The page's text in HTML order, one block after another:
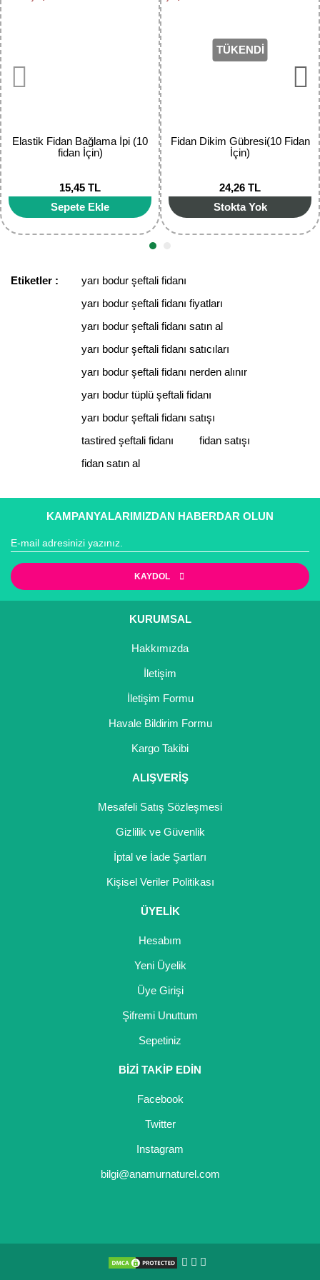
Ürün resmi kalitesiz, bozuk veya görüntülenemiyor.
Ürün açıklamasında eksik bilgiler bulunuyor.
Ürün bilgilerinde hatalar bulunuyor.
Ürün fiyatı diğer sitelerden daha pahalı.
Bu ürüne benzer farklı alternatifler olmalı.
Gönder
Elastik Fidan Bağlama İpi (10
fidan İçin)
15,45 TL
Sepete Ekle
TÜKENDİ
Fidan Dikim Gübresi(10 Fidan
İçin)
24,26 TL
Stokta Yok
Etiketler :
yarı bodur şeftali fidanı
yarı bodur şeftali fidanı fiyatları
yarı bodur şeftali fidanı satın al
yarı bodur şeftali fidanı satıcıları
yarı bodur şeftali fidanı nerden alınır
yarı bodur tüplü şeftali fidanı
yarı bodur şeftali fidanı satışı
tastired şeftali fidanı
fidan satışı
fidan satın al
KAMPANYALARIMIZDAN HABERDAR OLUN
KAYDOL
KURUMSAL
Hakkımızda
İletişim
İletişim Formu
Havale Bildirim Formu
Kargo Takibi
ALIŞVERİŞ
Mesafeli Satış Sözleşmesi
Gizlilik ve Güvenlik
İptal ve İade Şartları
Kişisel Veriler Politikası
ÜYELİK
Hesabım
Yeni Üyelik
Üye Girişi
Şifremi Unuttum
Sepetiniz
BİZİ TAKİP EDİN
Facebook
Twitter
Instagram
bilgi@anamurnaturel.com